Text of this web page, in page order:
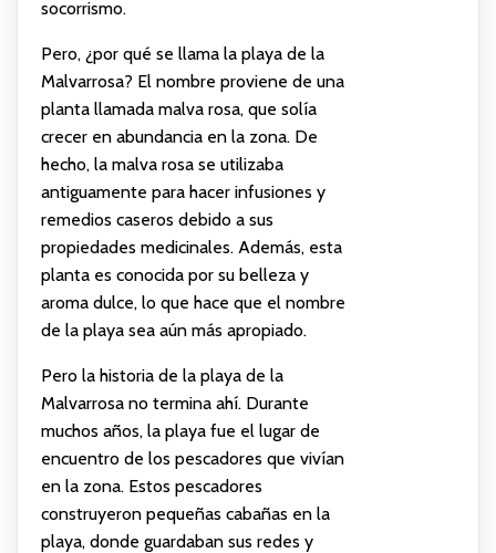
socorrismo.
Pero, ¿por qué se llama la playa de la
Malvarrosa? El nombre proviene de una
planta llamada malva rosa, que solía
crecer en abundancia en la zona. De
hecho, la malva rosa se utilizaba
antiguamente para hacer infusiones y
remedios caseros debido a sus
propiedades medicinales. Además, esta
planta es conocida por su belleza y
aroma dulce, lo que hace que el nombre
de la playa sea aún más apropiado.
Pero la historia de la playa de la
Malvarrosa no termina ahí. Durante
muchos años, la playa fue el lugar de
encuentro de los pescadores que vivían
en la zona. Estos pescadores
construyeron pequeñas cabañas en la
playa, donde guardaban sus redes y